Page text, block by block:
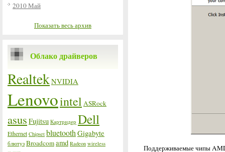
2010 Май
Показать весь архив
Облако драйверов
RealtekNVIDIA
Lenovointel ASRock
asus Fujitsu Картридер Dell
Ethernet Chipset bluetooth Gigabyte
блютуз Broadcomamd Radeon wireless
Поддерживаемые чипы